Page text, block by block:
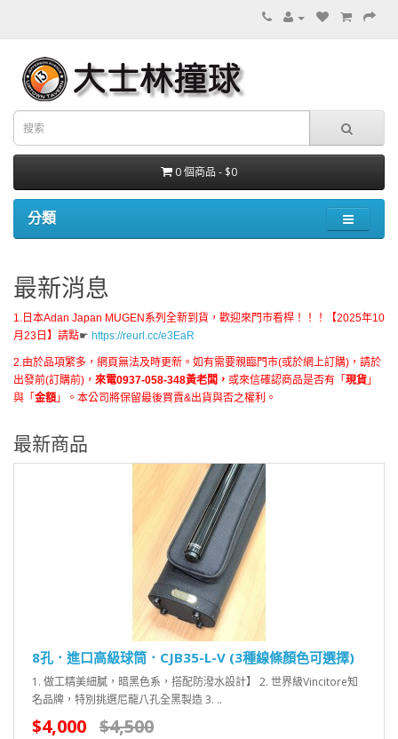
0 個商品 - $0
分類
最新消息
1.日本Adan Japan MUGEN系列全新到貨，歡迎來門市看桿！！！【2025年10
月23日】請點☛ https://reurl.cc/e3EaR
2.由於品項繁多，網頁無法及時更新。如有需要親臨門市(或於網上訂購)，請於
出發前(訂購前)， 來電0937-058-348黃老闆， 或來信確認商品是否有「 現貨 」
與「 金額 」。本公司將保留最後買賣&出貨與否之權利。
最新商品
8孔．進口高級球筒．CJB35-L-V (3種線條顏色可選擇)
1. 做工精美細膩，暗黑色系，搭配防潑水設計】 2. 世界級Vincitore知
名品牌，特別挑選尼龍八孔全黑製造 3. ..
$4,000 $4,500